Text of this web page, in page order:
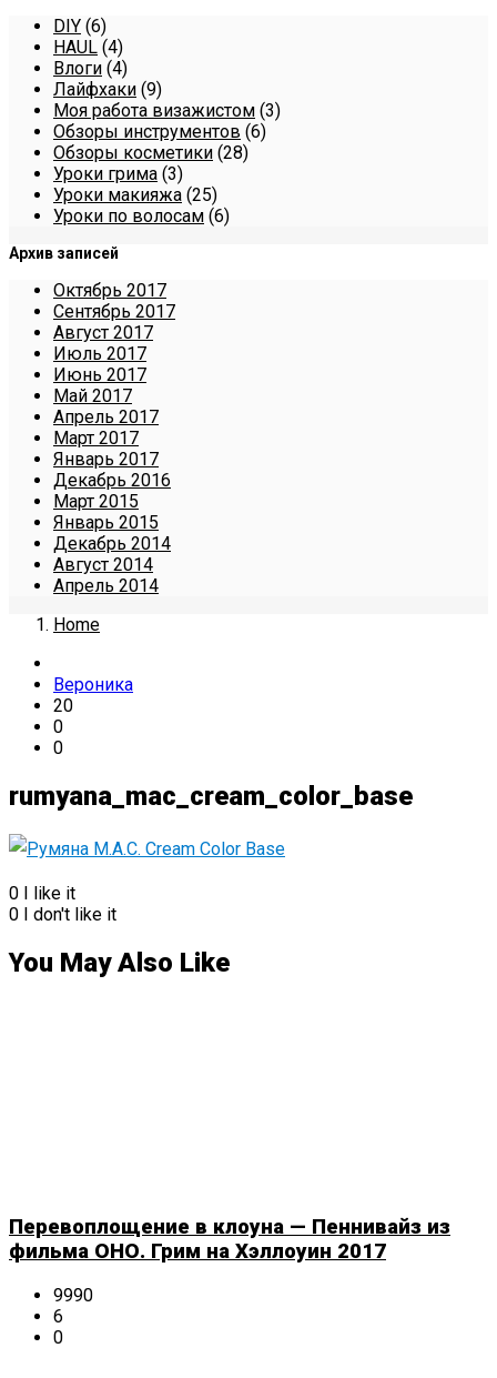
DIY (6)
HAUL (4)
Влоги (4)
Лайфхаки (9)
Моя работа визажистом (3)
Обзоры инструментов (6)
Обзоры косметики (28)
Уроки грима (3)
Уроки макияжа (25)
Уроки по волосам (6)
Архив записей
Октябрь 2017
Сентябрь 2017
Август 2017
Июль 2017
Июнь 2017
Май 2017
Апрель 2017
Март 2017
Январь 2017
Декабрь 2016
Март 2015
Январь 2015
Декабрь 2014
Август 2014
Апрель 2014
Home
Вероника
20
0
0
rumyana_mac_cream_color_base
0 I like it
0 I don't like it
You May Also Like
Перевоплощение в клоуна — Пеннивайз из
фильма ОНО. Грим на Хэллоуин 2017
9990
6
0